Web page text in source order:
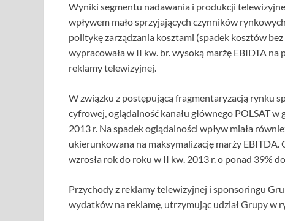
Wyniki segmentu nadawania i produkcji
wpływem mało sprzyjających czynników
politykę zarządzania kosztami (spadek kosztów
wypracowała w II kw. br. wysoką marżę EBIDTA
reklamy telewizyjnej.
W związku z postępującą fragmentaryzacją rynku
cyfrowej, oglądalność kanału głównego POLSAT
2013 r. Na spadek oglądalności wpływ miała
ukierunkowana na maksymalizację marży
wzrosła rok do roku w II kw. 2013 r. o ponad 39%
Przychody z reklamy telewizyjnej i sponsoringu
wydatków na reklamę, utrzymując udział Grupy w